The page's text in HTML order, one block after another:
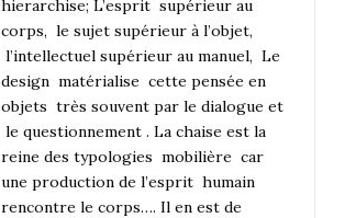
hierarchise; L’esprit supérieur au
corps, le sujet supérieur à l’objet,
l’intellectuel supérieur au manuel, Le
design matérialise cette pensée en
objets très souvent par le dialogue et
le questionnement . La chaise est la
reine des typologies mobilière car
une production de l’esprit humain
rencontre le corps…. Il en est de